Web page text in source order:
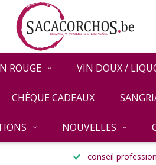
ROUGE VIN DOUX /
CHÈQUE CADEAUX
NOUVELLES
conseil